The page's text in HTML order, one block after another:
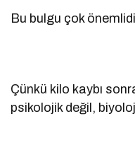
Bu bulgu çok
Çünkü kilo kaybı
psikolojik değil,